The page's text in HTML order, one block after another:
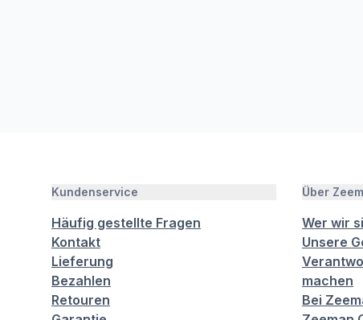
Kundenservice
Häufig gestellte Fragen
Kontakt
Lieferung
Bezahlen
Retouren
Über
Wer wir
Unsere
machen
Bei